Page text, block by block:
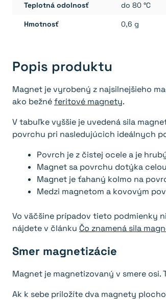
Teplotná odolnosť do 80 °C
Hmotnosť 0,6 g
Popis produktu
Magnet je vyrobený z najsilnejšieho
ako bežnéferitové magnety.
V tabuľke vyššie je uvedená sila
povrchu pri nasledujúcich ideálnych
Povrch je z čistej ocele a je
Magnet sa povrchu dotýka
Magnet je ťahaný kolmo na
Medzi magnetom a kovovým
Vo väčšine prípadov tieto podmienky
nájdete v článku Čo znamená sila
Smer magnetizácie
Magnet je magnetizovaný v smere
Ak k sebe priložíte dva magnety